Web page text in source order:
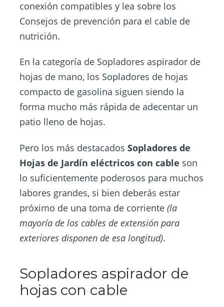
conexión compatibles y lea sobre los
Consejos de prevención para el cable de
nutrición.
En la categoría de Sopladores aspirador de
hojas de mano, los Sopladores de hojas
compacto de gasolina siguen siendo la
forma mucho más rápida de adecentar un
patio lleno de hojas.
Pero los más destacados Sopladores de
Hojas de Jardín eléctricos con cable son
lo suficientemente poderosos para muchos
labores grandes, si bien deberás estar
próximo de una toma de corriente (la
mayoría de los cables de extensión para
exteriores disponen de esa longitud).
Sopladores aspirador de
hojas con cable